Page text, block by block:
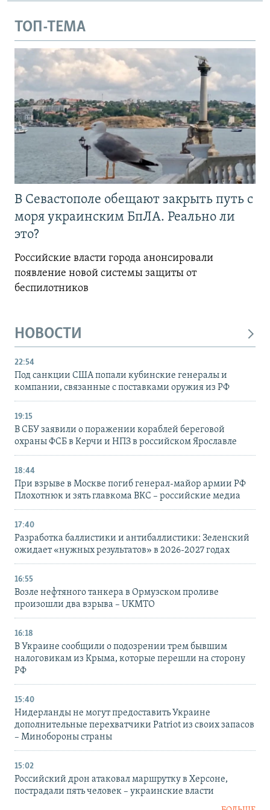
ТОП-ТЕМА
В Севастополе обещают закрыть путь с
моря украинским БпЛА. Реально ли
это?
Российские власти города анонсировали
появление новой системы защиты от
беспилотников
НОВОСТИ
22:54
Под санкции США попали кубинские генералы и
компании, связанные с поставками оружия из РФ
19:15
В СБУ заявили о поражении кораблей береговой
охраны ФСБ в Керчи и НПЗ в российском Ярославле
18:44
При взрыве в Москве погиб генерал-майор армии РФ
Плохотнюк и зять главкома ВКС – российские медиа
17:40
Разработка баллистики и антибаллистики: Зеленский
ожидает «нужных результатов» в 2026-2027 годах
16:55
Возле нефтяного танкера в Ормузском проливе
произошли два взрыва – UKMTO
16:18
В Украине сообщили о подозрении трем бывшим
налоговикам из Крыма, которые перешли на сторону
РФ
15:40
Нидерланды не могут предоставить Украине
дополнительные перехватчики Patriot из своих запасов
– Минобороны страны
15:02
Российский дрон атаковал маршрутку в Херсоне,
пострадали пять человек – украинские власти